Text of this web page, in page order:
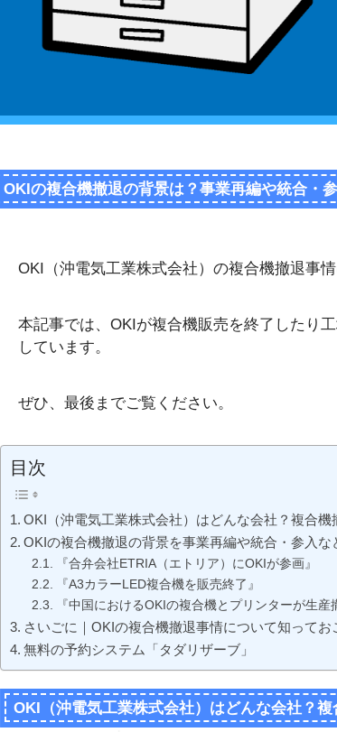
OKIの複合機撤退の背景は？事業再編や統合・
OKI（沖電気工業株式会社）の複合機撤退事
本記事では、OKIが複合機販売を終了したり
しています。
ぜひ、最後までご覧ください。
目次
OKI（沖電気工業株式会社）はどんな会社？複合機
OKIの複合機撤退の背景を事業再編や統合・参入な
『合弁会社ETRIA（エトリア）にOKIが参画』
『A3カラーLED複合機を販売終了』
『中国におけるOKIの複合機とプリンターが生産
さいごに｜OKIの複合機撤退事情について知ってお
無料の予約システム「タダリザーブ」
OKI（沖電気工業株式会社）はどんな会社？複